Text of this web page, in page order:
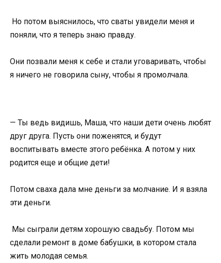
Но потом выяснилось, что сваты увидели меня и
поняли, что я теперь знаю правду.
Они позвали меня к себе и стали уговаривать, чтобы
я ничего не говорила сыну, чтобы я промолчала.
— Ты ведь видишь, Маша, что наши дети очень любят
друг друга. Пусть они поженятся, и будут
воспитывать вместе этого ребёнка. А потом у них
родится еще и общие дети!
Потом сваха дала мне деньги за молчание. И я взяла
эти деньги.
Мы сыграли детям хорошую свадьбу. Потом мы
сделали ремонт в доме бабушки, в котором стала
жить молодая семья.